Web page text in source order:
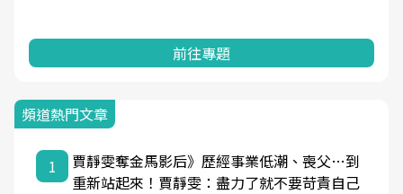
前往專題
頻道熱門文章
1
賈靜雯奪金馬影后》歷經事業低潮、喪父…到
重新站起來！賈靜雯：盡力了就不要苛責自己